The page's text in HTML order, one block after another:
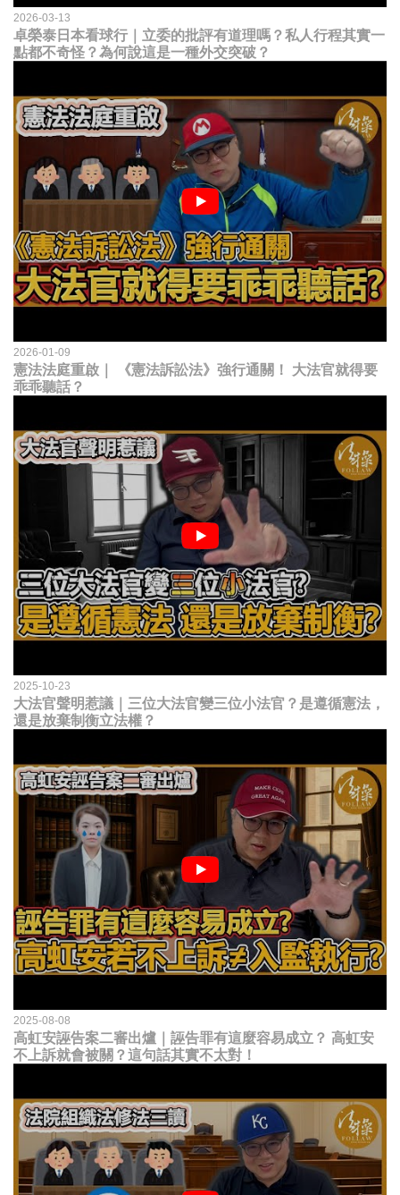
2026-03-13
卓榮泰日本看球行｜立委的批評有道理嗎？私人行程其實一
點都不奇怪？為何說這是一種外交突破？
2026-01-09
憲法法庭重啟｜ 《憲法訴訟法》強行通關！ 大法官就得要
乖乖聽話？
2025-10-23
大法官聲明惹議｜三位大法官變三位小法官？是遵循憲法，
還是放棄制衡立法權？
2025-08-08
高虹安誣告案二審出爐｜誣告罪有這麼容易成立？ 高虹安
不上訴就會被關？這句話其實不太對！